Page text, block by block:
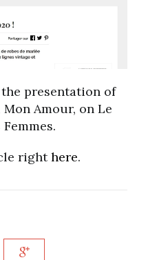
presentation of
Amour, on Le
righthere.